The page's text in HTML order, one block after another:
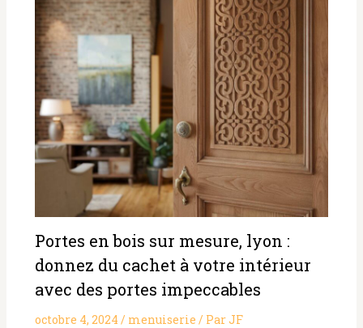
Portes en bois sur mesure, lyon :
donnez du cachet à votre intérieur
avec des portes impeccables
octobre 4, 2024 / menuiserie / ParJF